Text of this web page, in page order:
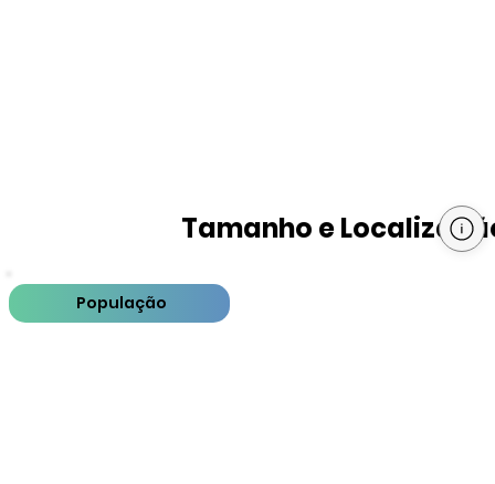
Tamanho e
População